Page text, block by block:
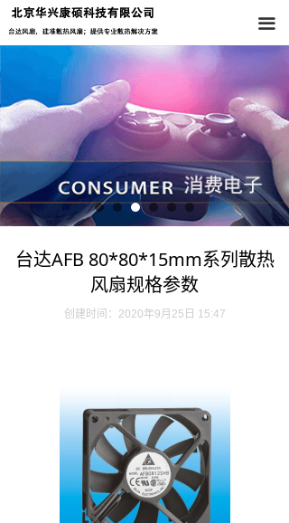
끀
首页
关于我们
产品中心
新闻资讯
联系我们
台达AFB 80*80*15mm系列散热
风扇规格参数
创建时间： 2020年9月25日 15:47